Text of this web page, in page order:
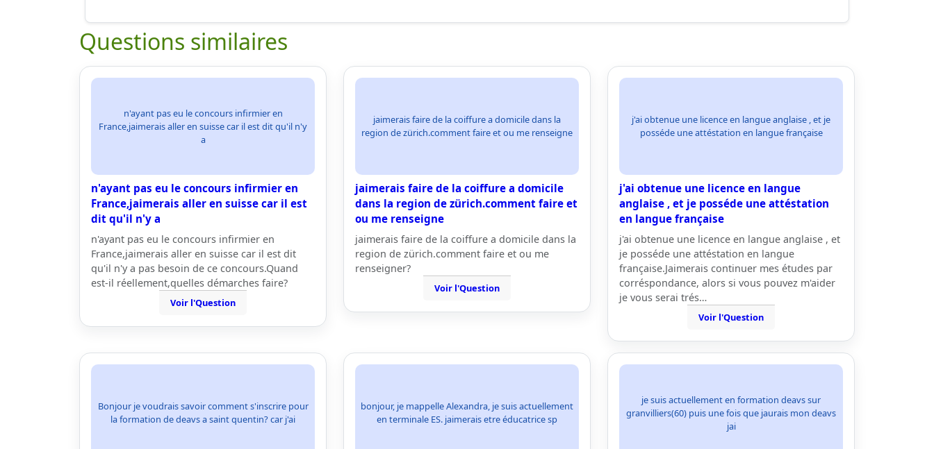
Questions similaires
n'ayant pas eu le concours infirmier en
France,jaimerais aller en suisse car il est dit qu'il n'y
a
n'ayant pas eu le concours infirmier en
France,jaimerais aller en suisse car il est
dit qu'il n'y a
n'ayant pas eu le concours infirmier en
France,jaimerais aller en suisse car il est dit
qu'il n'y a pas besoin de ce concours.Quand
est-il réellement,quelles démarches faire?
Voir l'Question
jaimerais faire de la coiffure a domicile dans la
region de zürich.comment faire et ou me renseigne
jaimerais faire de la coiffure a domicile
dans la region de zürich.comment faire et
ou me renseigne
jaimerais faire de la coiffure a domicile dans la
region de zürich.comment faire et ou me
renseigner?
Voir l'Question
j'ai obtenue une licence en langue anglaise , et je
posséde une attéstation en langue française
j'ai obtenue une licence en langue
anglaise , et je posséde une attéstation
en langue française
j'ai obtenue une licence en langue anglaise , et
je posséde une attéstation en langue
française.Jaimerais continuer mes études par
corréspondance, alors si vous pouvez m'aider
je vous serai trés…
Voir l'Question
Bonjour je voudrais savoir comment s'inscrire pour
la formation de deavs a saint quentin? car j'ai
bonjour, je mappelle Alexandra, je suis actuellement
en terminale ES. jaimerais etre éducatrice sp
je suis actuellement en formation deavs sur
granvilliers(60) puis une fois que jaurais mon deavs
jai